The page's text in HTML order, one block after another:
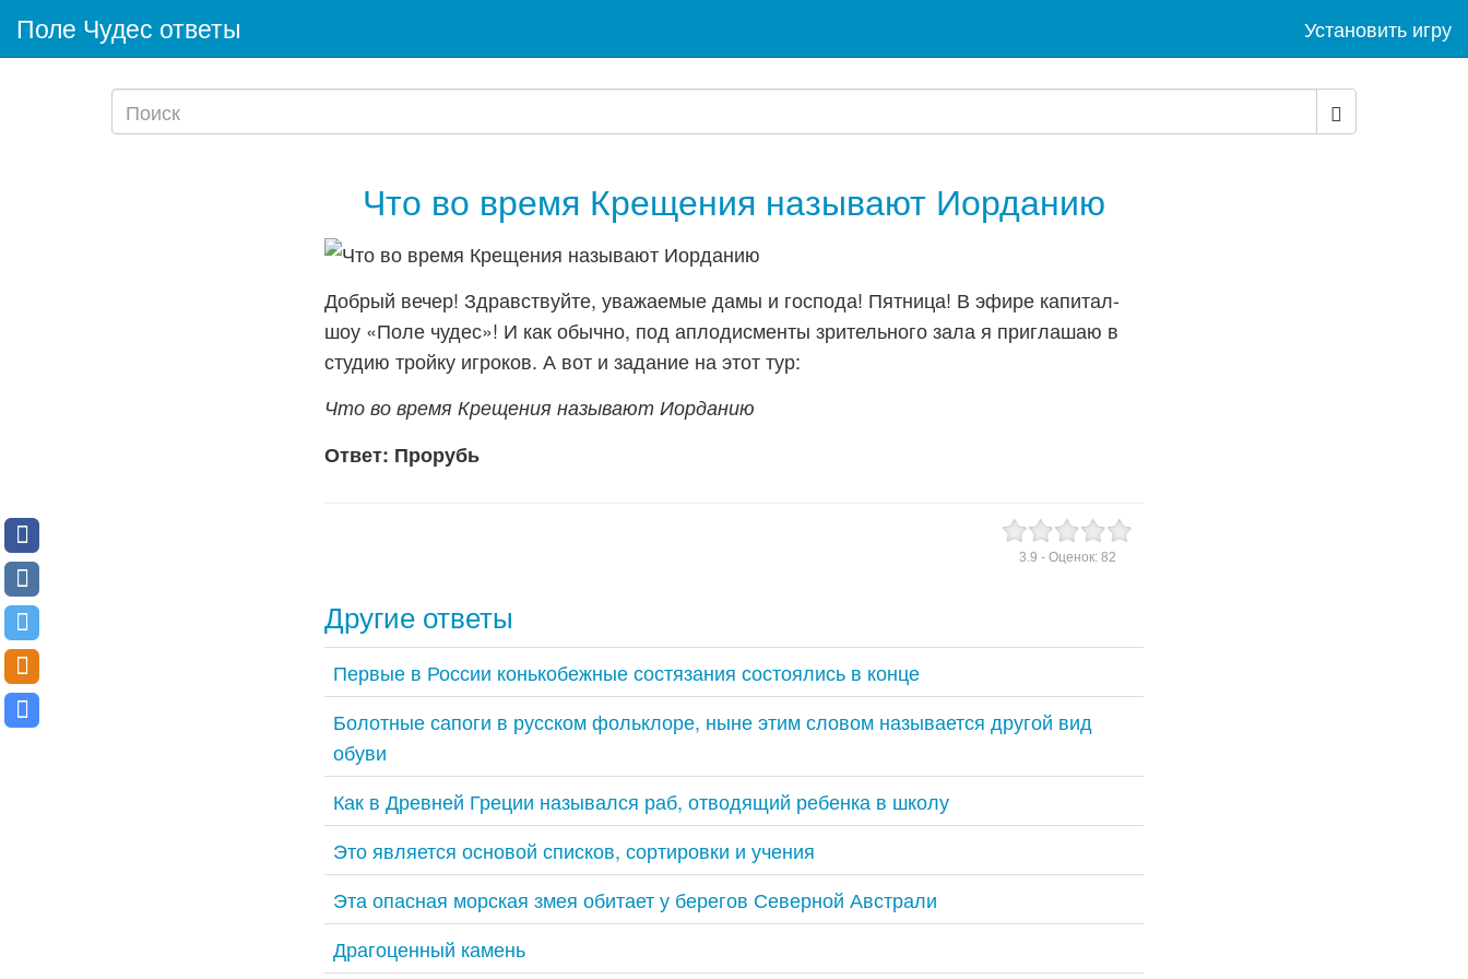
Поле Чудес ответы Установить игру
Что во время Крещения называют Иорданию
Добрый вечер! Здравствуйте, уважаемые дамы и господа! Пятница! В эфире капитал-
шоу «Поле чудес»! И как обычно, под аплодисменты зрительного зала я приглашаю в
студию тройку игроков. А вот и задание на этот тур:
Что во время Крещения называют Иорданию
Ответ: Прорубь
3.9 - Оценок: 82
Другие ответы
Первые в России конькобежные состязания состоялись в конце
Болотные сапоги в русском фольклоре, ныне этим словом называется другой вид
обуви
Как в Древней Греции назывался раб, отводящий ребенка в школу
Это является основой списков, сортировки и учения
Эта опасная морская змея обитает у берегов Северной Австрали
Драгоценный камень